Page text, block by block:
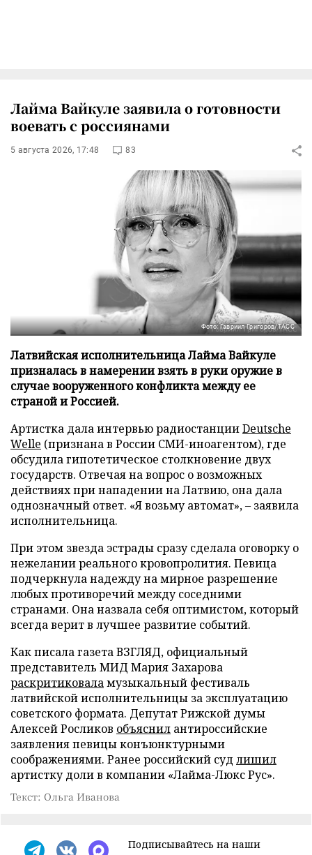
Лайма Вайкуле заявила о готовности
воевать с россиянами
5 августа 2026, 17:48 83
Фото: Гавриил Григоров/ТАСС
Латвийская исполнительница Лайма Вайкуле
призналась в намерении взять в руки оружие в
случае вооруженного конфликта между ее
страной и Россией.
Артистка дала интервью радиостанцииDeutsche
Welle (признана в России СМИ-иноагентом), где
обсудила гипотетическое столкновение двух
государств. Отвечая на вопрос о возможных
действиях при нападении на Латвию, она дала
однозначный ответ. «Я возьму автомат», – заявила
исполнительница.
При этом звезда эстрады сразу сделала оговорку о
нежелании реального кровопролития. Певица
подчеркнула надежду на мирное разрешение
любых противоречий между соседними
странами. Она назвала себя оптимистом, который
всегда верит в лучшее развитие событий.
Как писала газета ВЗГЛЯД, официальный
представитель МИД Мария Захарова
раскритиковаламузыкальный фестиваль
латвийской исполнительницы за эксплуатацию
советского формата. Депутат Рижской думы
Алексей Росликов объяснил антироссийские
заявления певицы конъюнктурными
соображениями. Ранее российский суд лишил
артистку доли в компании «Лайма-Люкс Рус».
Текст: Ольга Иванова
Подписывайтесь на наши